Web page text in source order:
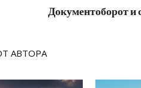
Документоборот и
АВТОРА